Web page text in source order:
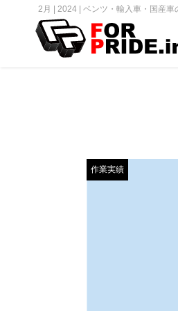
2月 | 2024 | ベンツ・輸入車・国産
作業実績